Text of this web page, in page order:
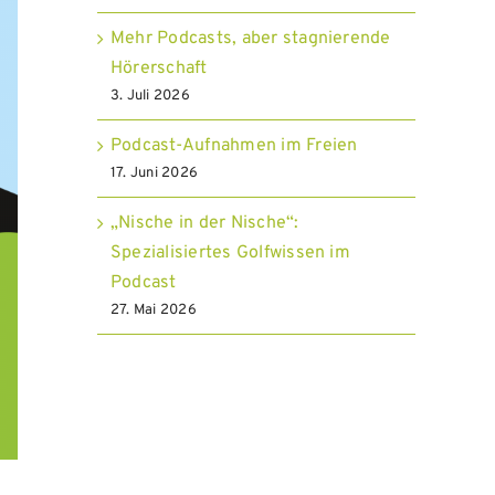
Mehr Podcasts, aber stagnierende
Hörerschaft
3. Juli 2026
Podcast-Aufnahmen im Freien
17. Juni 2026
„Nische in der Nische“:
Spezialisiertes Golfwissen im
Podcast
27. Mai 2026